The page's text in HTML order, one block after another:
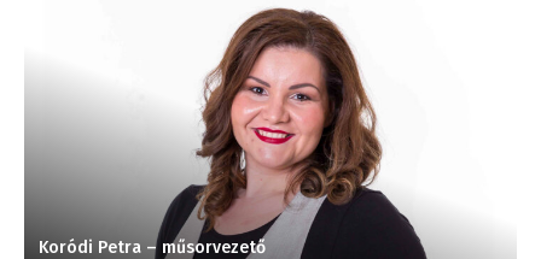
Koródi Petra – műsorvezető